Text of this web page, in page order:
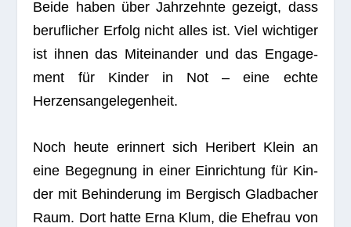
Beide haben über Jahr­zehnte gezeigt, dass
beruf­li­cher Erfolg nicht alles ist. Viel wich­ti­ger
ist ihnen das Mit­ein­an­der und das Enga­ge­
ment für Kin­der in Not – eine echte
Herzensangelegenheit.
Noch heute erin­nert sich Heri­bert Klein an
eine Begeg­nung in einer Ein­rich­tung für Kin­
der mit Behin­de­rung im Ber­gisch Glad­ba­cher
Raum. Dort hatte Erna Klum, die Ehe­frau von